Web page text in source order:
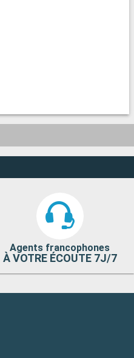
Agents francophones
À VOTRE ÉCOUTE 7J/7